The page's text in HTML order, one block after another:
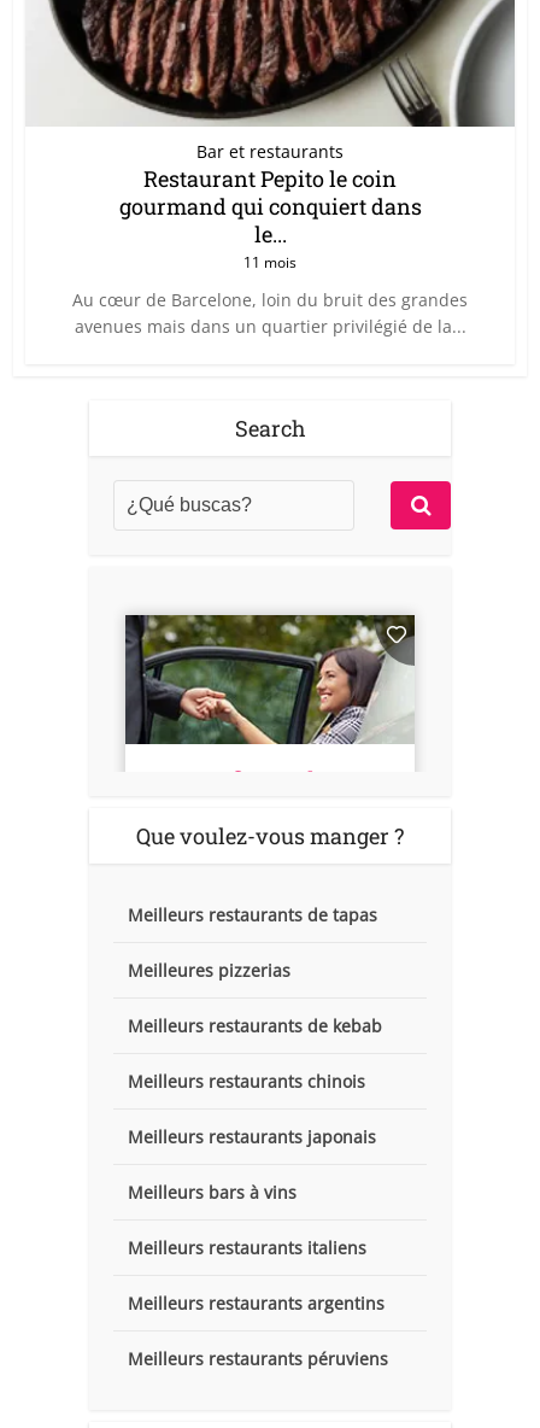
Bar et restaurants
Restaurant Pepito le coin
gourmand qui conquiert dans
le...
11 mois
Au cœur de Barcelone, loin du bruit des grandes
avenues mais dans un quartier privilégié de la...
Search
Que voulez-vous manger ?
Meilleurs restaurants de tapas
Meilleures pizzerias
Meilleurs restaurants de kebab
Meilleurs restaurants chinois
Meilleurs restaurants japonais
Meilleurs bars à vins
Meilleurs restaurants italiens
Meilleurs restaurants argentins
Meilleurs restaurants péruviens